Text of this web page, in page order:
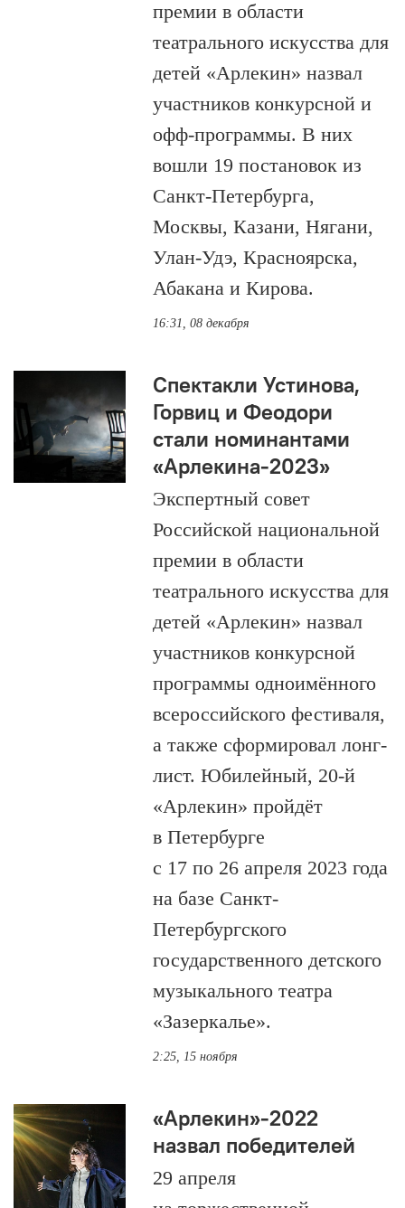
премии в области
театрального искусства для
детей «Арлекин» назвал
участников конкурсной и
офф-программы. В них
вошли 19 постановок из
Санкт-Петербурга,
Москвы, Казани, Нягани,
Улан-Удэ, Красноярска,
Абакана и Кирова.
16:31, 08 декабря
Спектакли Устинова,
Горвиц и Феодори
стали номинантами
«Арлекина-2023»
Экспертный совет
Российской национальной
премии в области
театрального искусства для
детей «Арлекин» назвал
участников конкурсной
программы одноимённого
всероссийского фестиваля,
а также сформировал лонг-
лист. Юбилейный, 20-й
«Арлекин» пройдёт
в Петербурге
с 17 по 26 апреля 2023 года
на базе Санкт-
Петербургского
государственного детского
музыкального театра
«Зазеркалье».
2:25, 15 ноября
«Арлекин»-2022
назвал победителей
29 апреля